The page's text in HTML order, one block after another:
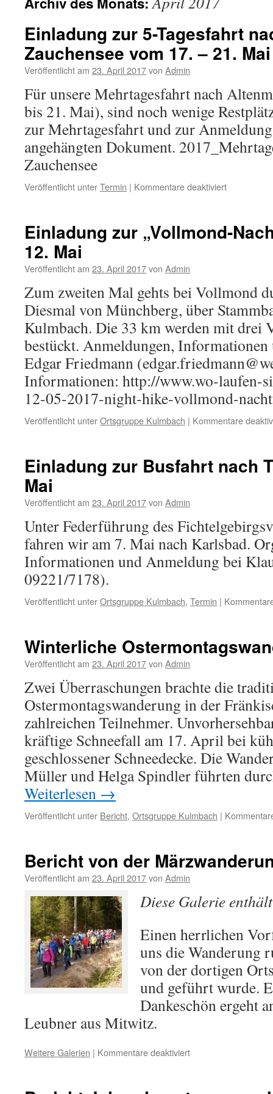
Einladung zur 5-Tagesfahrt
Zauchensee vom 17. – 21. Mai
Veröffentlicht am 23. April 2017von Admin
Für unsere Mehrtagesfahrt nach
bis 21. Mai), sind noch wenige
zur Mehrtagesfahrt und zur
angehängten Dokument.
Zauchensee
Veröffentlicht unterTermin | Kommentare deaktiviertfür
Tagesfahrt
17.
–
21.
Mai
Einladung zur „Vollmond-
12. Mai
Veröffentlicht am 23. April 2017von Admin
Zum zweiten Mal gehts bei Vollmond
Diesmal von Münchberg, über
Kulmbach. Die 33 km werden mit drei
bestückt. Anmeldungen,
Edgar Friedmann
Informationen: http://www.wo-laufen-
12-05-2017-night-hike-vollmond-
Veröffentlicht unterOrtsgruppe Kulmbach | Kommentare
Einladung zur Busfahrt nach
Mai
Veröffentlicht am 23. April 2017von Admin
Unter Federführung des
fahren wir am 7. Mai nach Karlsbad.
Informationen und Anmeldung bei
09221/7178).
Veröffentlicht unterOrtsgruppe Kulmbach, Termin |
Winterliche
Veröffentlicht am 23. April 2017von Admin
Zwei Überraschungen brachte die
Ostermontagswanderung in der
zahlreichen Teilnehmer.
kräftige Schneefall am 17. April bei
geschlossener Schneedecke. Die
Müller und Helga Spindler führten
Weiterlesen →
Veröffentlicht unter Bericht, Ortsgruppe Kulmbach |
Bericht von der
Veröffentlicht am 23. April 2017von Admin
Diese Galerie
Einen herrlichen
uns die Wanderung
von der dortigen
und geführt wurde.
Dankeschön ergeht
Leubner aus Mitwitz.
Weitere Galerien | Kommentare deaktiviertfür